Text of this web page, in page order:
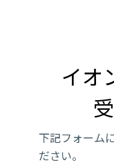
イオ
下記フォーム
ださい。